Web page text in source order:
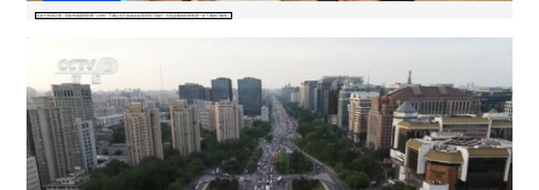
孟女士告诉记者，贷款市场报价利率（LPR）下调让自己实实在在享受到了利好，但还是期待利率有进一步下调的可能性。